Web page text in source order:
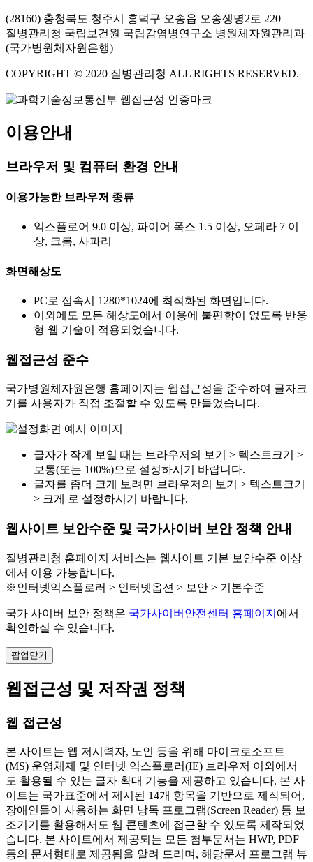
(28160) 충청북도 청주시 흥덕구 오송읍 오송생명2로 220
질병관리청 국립보건원 국립감염병연구소 병원체자원관리과
(국가병원체자원은행)
COPYRIGHT © 2020 질병관리청 ALL RIGHTS RESERVED.
이용안내
브라우저 및 컴퓨터 환경 안내
이용가능한 브라우저 종류
익스플로어 9.0 이상, 파이어 폭스 1.5 이상, 오페라 7 이
상, 크롬, 사파리
화면해상도
PC로 접속시 1280*1024에 최적화된 화면입니다.
이외에도 모든 해상도에서 이용에 불편함이 없도록 반응
형 웹 기술이 적용되었습니다.
웹접근성 준수
국가병원체자원은행 홈페이지는 웹접근성을 준수하여 글자크
기를 사용자가 직접 조절할 수 있도록 만들었습니다.
글자가 작게 보일 때는 브라우저의 보기 > 텍스트크기 >
보통(또는 100%)으로 설정하시기 바랍니다.
글자를 좀더 크게 보려면 브라우저의 보기 > 텍스트크기
> 크게 로 설정하시기 바랍니다.
웹사이트 보안수준 및 국가사이버 보안 정책 안내
질병관리청 홈페이지 서비스는 웹사이트 기본 보안수준 이상
에서 이용 가능합니다.
※인터넷익스플로러 > 인터넷옵션 > 보안 > 기본수준
국가 사이버 보안 정책은 국가사이버안전센터 홈페이지 에서
확인하실 수 있습니다.
팝업닫기
웹접근성 및 저작권 정책
웹 접근성
본 사이트는 웹 저시력자, 노인 등을 위해 마이크로소프트
(MS) 운영체제 및 인터넷 익스플로러(IE) 브라우저 이외에서
도 활용될 수 있는 글자 확대 기능을 제공하고 있습니다. 본 사
이트는 국가표준에서 제시된 14개 항목을 기반으로 제작되어,
장애인들이 사용하는 화면 낭독 프로그램(Screen Reader) 등 보
조기기를 활용해서도 웹 콘텐츠에 접근할 수 있도록 제작되었
습니다. 본 사이트에서 제공되는 모든 첨부문서는 HWP, PDF
등의 문서형태로 제공됨을 알려 드리며, 해당문서 프로그램 뷰